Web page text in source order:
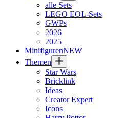
alle Sets
LEGO EOL-Sets
GWPs
2026
2025
MinifigurenNEW
Themen
Star Wars
Bricklink
Ideas
Creator Expert
Icons